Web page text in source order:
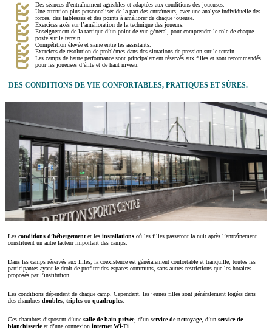
Des séances d’entraînement agréables et adaptées aux conditions des joueuses.
Une attention plus personnalisée de la part des entraîneurs, avec une analyse individuelle des
forces, des faiblesses et des points à améliorer de chaque joueuse.
Exercices axés sur l’amélioration de la technique des joueurs.
Enseignement de la tactique d’un point de vue général, pour comprendre le rôle de chaque
poste sur le terrain.
Compétition élevée et saine entre les assistants.
Exercices de résolution de problèmes dans des situations de pression sur le terrain.
Les camps de haute performance sont principalement réservés aux filles et sont recommandés
pour les joueuses d’élite et de haut niveau.
DES CONDITIONS DE VIE CONFORTABLES, PRATIQUES ET SÛRES.
Les conditions d’hébergement et les installations où les filles passeront la nuit après l’entraînement
constituent un autre facteur important des camps.
Dans les camps réservés aux filles, la coexistence est généralement confortable et tranquille, toutes les
participantes ayant le droit de profiter des espaces communs, sans autres restrictions que les horaires
proposés par l’institution.
Les conditions dépendent de chaque camp. Cependant, les jeunes filles sont généralement logées dans
des chambres doubles triples ou quadruples
Ces chambres disposent d’une salle de bain privée, d’un service de nettoyage, d’un service de
blanchisserieet d’une connexion internet Wi-Fi